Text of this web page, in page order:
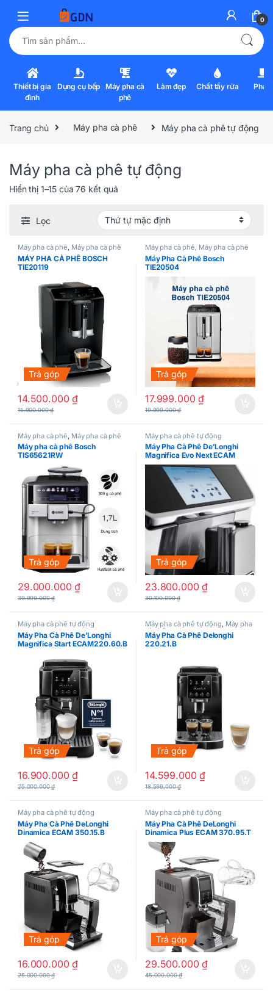
0
Tìm kiếm:
Thiết bị gia
đình
Dụng cụ bếp Máy pha cà
phê
Làm đẹp Chất tẩy rửa Pha
Trang chủ Máy pha cà phê Máy pha cà phê tự động
Máy pha cà phê tự động
Hiển thị 1–15 của 76 kết quả
Lọc
Máy pha cà phê, Máy pha cà phê
tự động
MÁY PHA CÀ PHÊ BOSCH
TIE20119
Trả góp
14.500.000₫
15.900.000₫
Máy pha cà phê, Máy pha cà phê
tự động
Máy Pha Cà Phê Bosch
TIE20504
Trả góp
17.999.000₫
19.999.000₫
Máy pha cà phê, Máy pha cà phê
tự động
Máy pha cà phê Bosch
TIS65621RW
Trả góp
29.000.000₫
39.999.000₫
Máy pha cà phê tự động
Máy Pha Cà Phê De’Longhi
Magnifica Evo Next ECAM
310.80.SB
Trả góp
23.800.000₫
30.100.000₫
Máy pha cà phê tự động
Máy Pha Cà Phê De’Longhi
Magnifica Start ECAM220.60.B
Trả góp
16.900.000₫
25.000.000₫
Máy pha cà phê tự động, Máy pha
cà phê
Máy Pha Cà Phê Delonghi
220.21.B
Trả góp
14.599.000₫
18.599.000₫
Máy pha cà phê tự động
Máy Pha Cà Phê DeLonghi
Dinamica ECAM 350.15.B
Trả góp
16.000.000₫
25.000.000₫
Máy pha cà phê tự động
Máy Pha Cà Phê DeLonghi
Dinamica Plus ECAM 370.95.T
Trả góp
29.500.000₫
45.000.000₫